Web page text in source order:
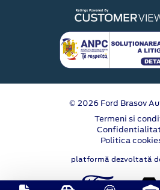
© 2026 Ford Brasov
Termeni si
Politica
platformă dezvoltată